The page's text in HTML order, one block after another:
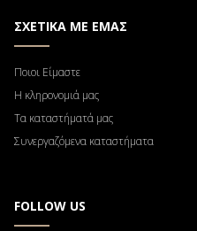
ΣΧΕΤΙΚΑ ΜΕ ΕΜΑΣ
Ποιοι Είμαστε
Η κληρονομιά μας
Τα καταστήματά μας
Συνεργαζόμενα καταστήματα
FOLLOW US